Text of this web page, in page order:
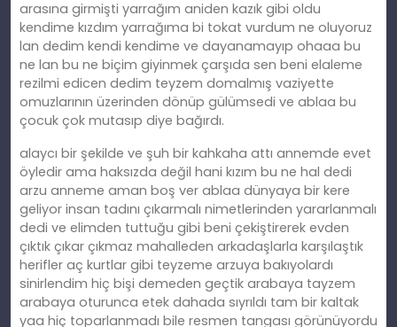
arasına girmişti yarrağım aniden kazık gibi oldu
kendime kızdım yarrağıma bi tokat vurdum ne oluyoruz
lan dedim kendi kendime ve dayanamayıp ohaaa bu
ne lan bu ne biçim giyinmek çarşıda sen beni elaleme
rezilmi edicen dedim teyzem domalmış vaziyette
omuzlarının üzerinden dönüp gülümsedi ve ablaa bu
çocuk çok mutasıp diye bağırdı.
alaycı bir şekilde ve şuh bir kahkaha attı annemde evet
öyledir ama haksızda değil hani kızım bu ne hal dedi
arzu anneme aman boş ver ablaa dünyaya bir kere
geliyor insan tadını çıkarmalı nimetlerinden yararlanmalı
dedi ve elimden tuttuğu gibi beni çekiştirerek evden
çıktık çıkar çıkmaz mahalleden arkadaşlarla karşılaştık
herifler aç kurtlar gibi teyzeme arzuya bakıyolardı
sinirlendim hiç bişi demeden geçtik arabaya tayzem
arabaya oturunca etek dahada sıyrıldı tam bir kaltak
yaa hiç toparlanmadı bile resmen tangası görünüyordu